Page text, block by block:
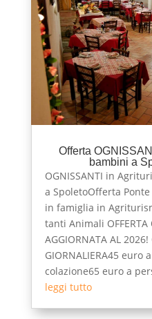
Offerta
bambini a
OGNISSANTI in
a SpoletoOfferta
in famiglia in
tanti Animali OFFERTA
AGGIORNATA AL 2026!
GIORNALIERA45 euro
colazione65 euro a
leggi tutto